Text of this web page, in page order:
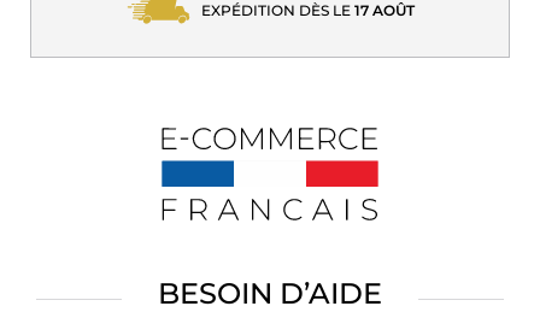
EXPÉDITION DÈS LE 17 AOÛT
BESOIN D’AIDE